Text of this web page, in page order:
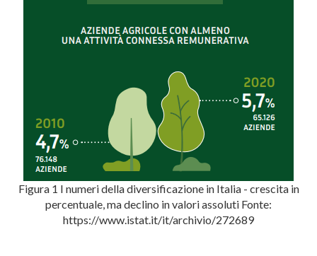
Figura 1 I numeri della diversificazione in Italia - crescita in
percentuale, ma declino in valori assoluti Fonte:
https://www.istat.it/it/archivio/272689